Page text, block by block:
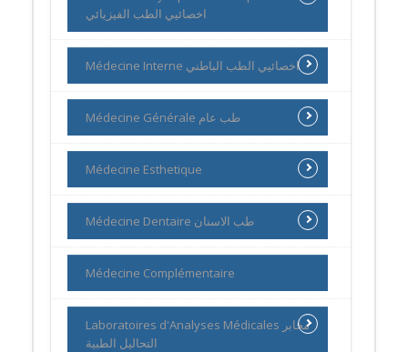
اخصائيي الطب الفيزيائي
Médecine Interne اخصائيي الطب الباطني
Médecine Générale طب عام
Médecine Esthetique
Médecine Dentaire طب الاسنان
Médecine Complémentaire
Laboratoires d'Analyses Médicales مخابر
التحاليل الطبية